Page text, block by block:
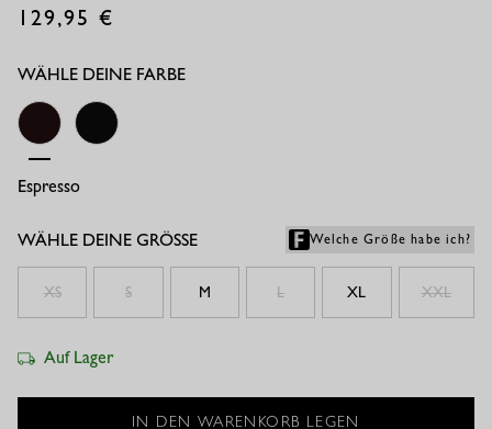
129,95
WÄHLE DEINE FARBE
EspressoBlack
WÄHLE DEINE GRÖSSE Welche Größe habe ich?
XS S M L XL XXL
Auf Lager